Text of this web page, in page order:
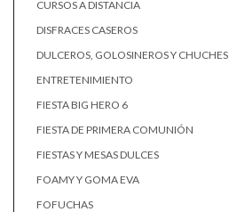
CURSOS A DISTANCIA
DISFRACES CASEROS
DULCEROS, GOLOSINEROS Y CHUCHES
ENTRETENIMIENTO
FIESTA BIG HERO 6
FIESTA DE PRIMERA COMUNIÓN
FIESTAS Y MESAS DULCES
FOAMY Y GOMA EVA
FOFUCHAS